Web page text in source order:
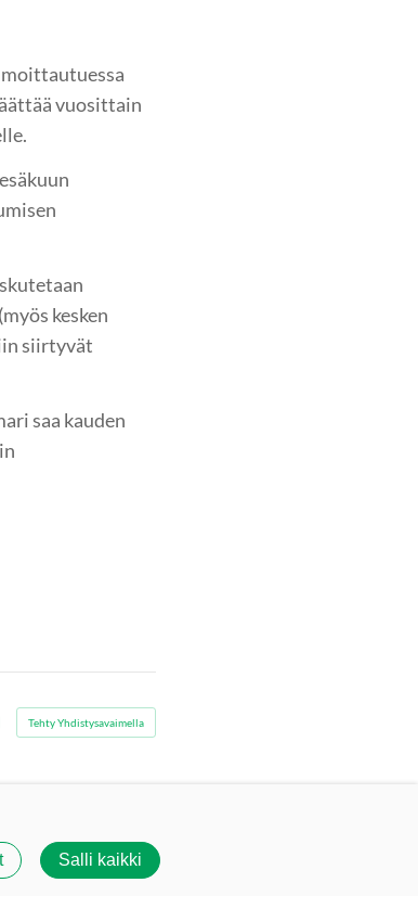
vuosittain
kesken
siirtyvät
saa kauden
Tehty Yhdistysavaimella
Salli kaikki